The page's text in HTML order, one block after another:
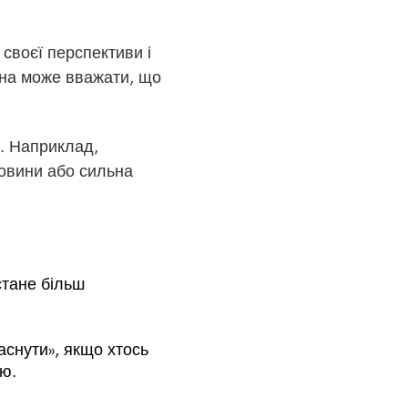
перспективи і
може вважати, що
Наприклад,
або сильна
більш
якщо хтось